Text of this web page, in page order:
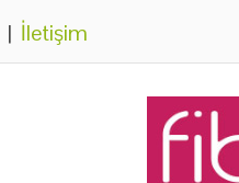
| İletişim